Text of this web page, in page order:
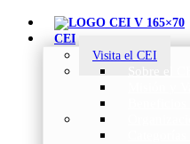
CEI
Visita el CEI